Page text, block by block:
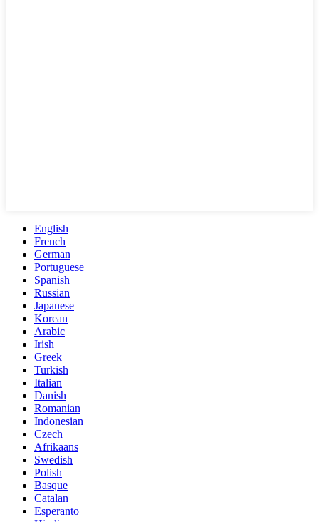
English
French
German
Portuguese
Spanish
Russian
Japanese
Korean
Arabic
Irish
Greek
Turkish
Italian
Danish
Romanian
Indonesian
Czech
Afrikaans
Swedish
Polish
Basque
Catalan
Esperanto